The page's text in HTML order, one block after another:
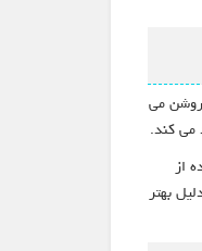
روشن می
می کند.
از
بهتر